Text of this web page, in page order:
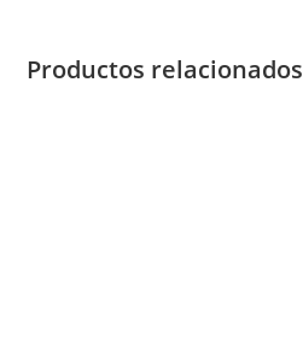
Productos relacionados